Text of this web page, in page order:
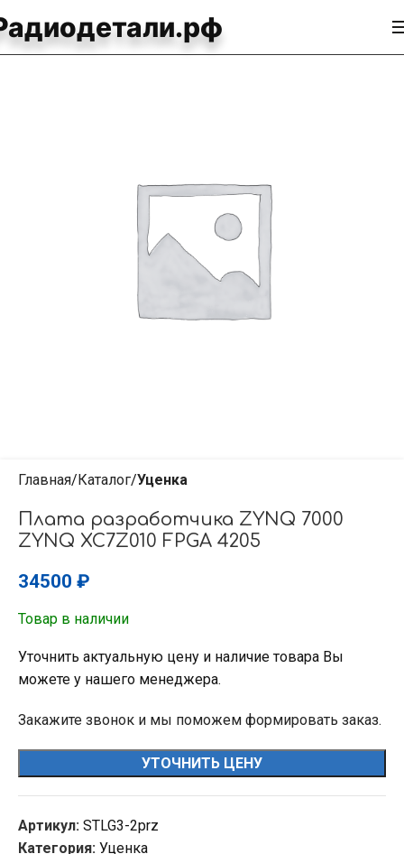
Главная Каталог Уценка
Плата разработчика ZYNQ 7000
ZYNQ XC7Z010 FPGA 4205
34500 ₽
Товар в наличии
Уточнить актуальную цену и наличие товара Вы
можете у нашего менеджера.
Закажите звонок и мы поможем формировать заказ.
УТОЧНИТЬ ЦЕНУ
Артикул: STLG3-2prz
Категория: Уценка